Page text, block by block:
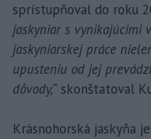
sprístupňoval do roku
jaskyniar s vynikajúcimi
jaskyniarskej práce
upusteniu od jej
dôvody,“ skonštatoval
Krásnohorská jaskyňa